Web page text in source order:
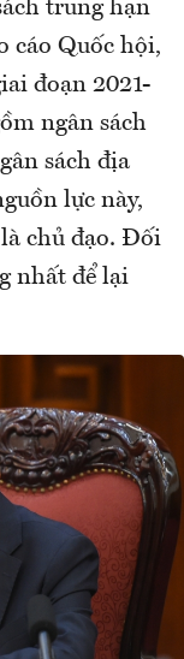
trung hạn
cáo Quốc hội,
đoạn 2021-
ngân sách
sách địa
lực này,
chủ đạo. Đối
nhất để lại